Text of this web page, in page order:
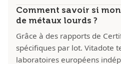
Comment savoir si
de métaux lourds ?
Grâce à des rapports de
spécifiques par lot. Vitadote
laboratoires européens